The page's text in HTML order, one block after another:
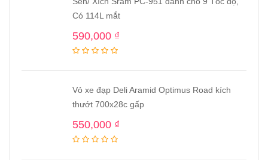
Có 114L mắt
590,000 ₫
Vỏ xe đạp Deli Aramid Optimus Road kích
thướt 700x28c gấp
550,000 ₫